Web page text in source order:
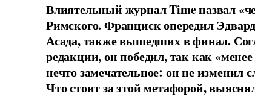
Влиятельный журнал Time назвал
Римского. Франциск опередил
Асада, также вышедших в финал.
редакции, он победил, так как «менее
нечто замечательное: он не изменил
Что стоит за этой метафорой,